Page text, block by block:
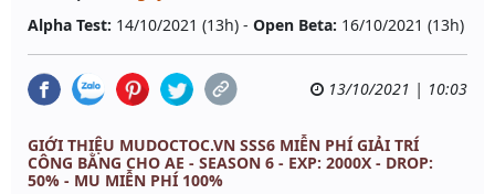
Alpha Test: 14/10/2021 (13h) - Open Beta: 16/10/2021 (13h)
13/10/2021 | 10:03
GIỚI THIỆU MUDOCTOC.VN SSS6 MIỄN PHÍ GIẢI TRÍ
CÔNG BẰNG CHO AE - SEASON 6 - EXP: 2000X - DROP:
50% - MU MIỄN PHÍ 100%